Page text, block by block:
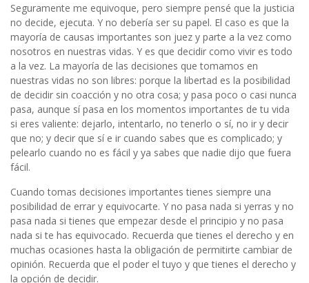
Seguramente me equivoque, pero siempre pensé que la justicia
no decide, ejecuta. Y no debería ser su papel. El caso es que la
mayoría de causas importantes son juez y parte a la vez como
nosotros en nuestras vidas. Y es que decidir como vivir es todo
a la vez. La mayoría de las decisiones que tomamos en
nuestras vidas no son libres: porque la libertad es la posibilidad
de decidir sin coacción y no otra cosa; y pasa poco o casi nunca
pasa, aunque sí pasa en los momentos importantes de tu vida
si eres valiente: dejarlo, intentarlo, no tenerlo o sí, no ir y decir
que no; y decir que sí e ir cuando sabes que es complicado; y
pelearlo cuando no es fácil y ya sabes que nadie dijo que fuera
fácil.
Cuando tomas decisiones importantes tienes siempre una
posibilidad de errar y equivocarte. Y no pasa nada si yerras y no
pasa nada si tienes que empezar desde el principio y no pasa
nada si te has equivocado. Recuerda que tienes el derecho y en
muchas ocasiones hasta la obligación de permitirte cambiar de
opinión. Recuerda que el poder el tuyo y que tienes el derecho y
la opción de decidir.